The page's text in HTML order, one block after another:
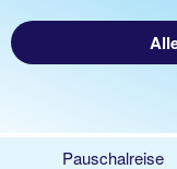
Pauschalreise